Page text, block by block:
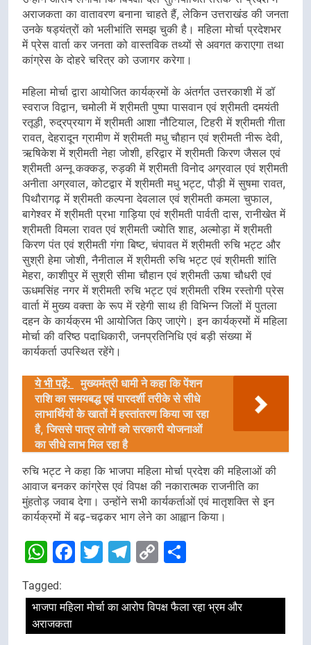
अराजकता का वातावरण बनाना चाहते हैं, लेकिन उत्तराखंड की जनता
उनके षड्यंत्रों को भलीभांति समझ चुकी है। महिला मोर्चा प्रदेशभर
में प्रेस वार्ता कर जनता को वास्तविक तथ्यों से अवगत कराएगा तथा
कांग्रेस के दोहरे चरित्र को उजागर करेगा।
महिला मोर्चा द्वारा आयोजित कार्यक्रमों के अंतर्गत उत्तरकाशी में डॉ
स्वराज विद्वान, चमोली में श्रीमती पुष्पा पासवान एवं श्रीमती दमयंती
रतूड़ी, रुद्रप्रयाग में श्रीमती आशा नौटियाल, टिहरी में श्रीमती गीता
रावत, देहरादून ग्रामीण में श्रीमती मधु चौहान एवं श्रीमती नीरू देवी,
ऋषिकेश में श्रीमती नेहा जोशी, हरिद्वार में श्रीमती किरण जैसल एवं
श्रीमती अन्नू कक्कड़, रुड़की में श्रीमती विनोद अग्रवाल एवं श्रीमती
अनीता अग्रवाल, कोटद्वार में श्रीमती मधु भट्ट, पौड़ी में सुषमा रावत,
पिथौरागढ़ में श्रीमती कल्पना देवलाल एवं श्रीमती कमला चुफाल,
बागेश्वर में श्रीमती प्रभा गाड़िया एवं श्रीमती पार्वती दास, रानीखेत में
श्रीमती विमला रावत एवं श्रीमती ज्योति शाह, अल्मोड़ा में श्रीमती
किरण पंत एवं श्रीमती गंगा बिष्ट, चंपावत में श्रीमती रुचि भट्ट और
सुश्री हेमा जोशी, नैनीताल में श्रीमती रुचि भट्ट एवं श्रीमती शांति
मेहरा, काशीपुर में सुश्री सीमा चौहान एवं श्रीमती ऊषा चौधरी एवं
ऊधमसिंह नगर में श्रीमती रुचि भट्ट एवं श्रीमती रश्मि रस्तोगी प्रेस
वार्ता में मुख्य वक्ता के रूप में रहेगी साथ ही विभिन्न जिलों में पुतला
दहन के कार्यक्रम भी आयोजित किए जाएंगे। इन कार्यक्रमों में महिला
मोर्चा की वरिष्ठ पदाधिकारी, जनप्रतिनिधि एवं बड़ी संख्या में
कार्यकर्ता उपस्थित रहेंगे।
ये भी पढ़ें:
मुख्यमंत्री धामी ने कहा कि पेंशन
राशि का समयबद्ध एवं पारदर्शी तरीके से सीधे
लाभार्थियों के खातों में हस्तांतरण किया जा रहा
है, जिससे पात्र लोगों को सरकारी योजनाओं
का सीधे लाभ मिल रहा है
रुचि भट्ट ने कहा कि भाजपा महिला मोर्चा प्रदेश की महिलाओं की
आवाज बनकर कांग्रेस एवं विपक्ष की नकारात्मक राजनीति का
मुंहतोड़ जवाब देगा। उन्होंने सभी कार्यकर्ताओं एवं मातृशक्ति से इन
कार्यक्रमों में बढ़-चढ़कर भाग लेने का आह्वान किया।
WhatsApp
Facebook
Twitter
Telegram
Copy
Tagged:
भाजपा महिला मोर्चा का आरोप विपक्ष फैला रहा भ्रम और
अराजकता